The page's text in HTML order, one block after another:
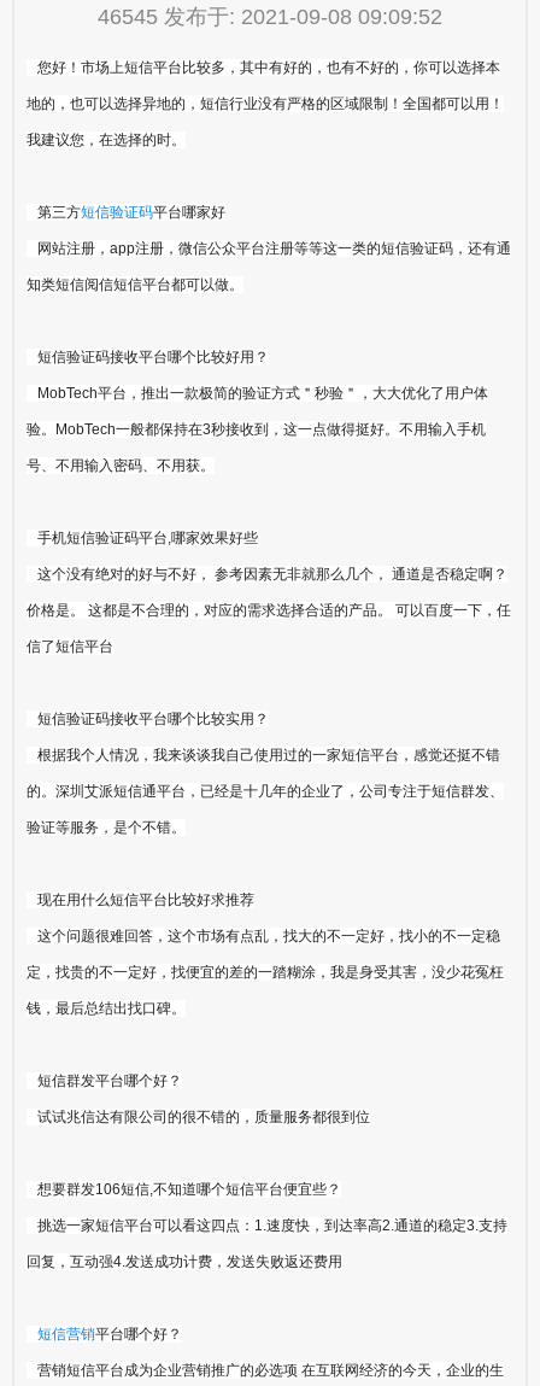
46545 发布于: 2021-09-08 09:09:52
您好！市场上短信平台比较多，其中有好的，也有不好的，你可以选择本
地的，也可以选择异地的，短信行业没有严格的区域限制！全国都可以用！
我建议您，在选择的时。
第三方短信验证码平台哪家好
网站注册，app注册，微信公众平台注册等等这一类的短信验证码，还有通
知类短信阅信短信平台都可以做。
短信验证码接收平台哪个比较好用？
MobTech平台，推出一款极简的验证方式＂秒验＂，大大优化了用户体
验。MobTech一般都保持在3秒接收到，这一点做得挺好。不用输入手机
号、不用输入密码、不用获。
手机短信验证码平台,哪家效果好些
这个没有绝对的好与不好， 参考因素无非就那么几个， 通道是否稳定啊？
价格是。 这都是不合理的，对应的需求选择合适的产品。 可以百度一下，任
信了短信平台
短信验证码接收平台哪个比较实用？
根据我个人情况，我来谈谈我自己使用过的一家短信平台，感觉还挺不错
的。深圳艾派短信通平台，已经是十几年的企业了，公司专注于短信群发、
验证等服务，是个不错。
现在用什么短信平台比较好求推荐
这个问题很难回答，这个市场有点乱，找大的不一定好，找小的不一定稳
定，找贵的不一定好，找便宜的差的一踏糊涂，我是身受其害，没少花冤枉
钱，最后总结出找口碑。
短信群发平台哪个好？
试试兆信达有限公司的很不错的，质量服务都很到位
想要群发106短信,不知道哪个短信平台便宜些？
挑选一家短信平台可以看这四点：1.速度快，到达率高2.通道的稳定3.支持
回复，互动强4.发送成功计费，发送失败返还费用
短信营销平台哪个好？
营销短信平台成为企业营销推广的必选项 在互联网经济的今天，企业的生